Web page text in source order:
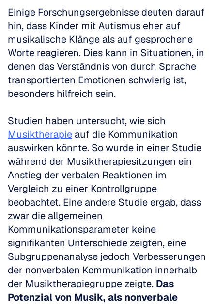
Einige Forschungsergebnisse deuten darauf
hin, dass Kinder mit Autismus eher auf
musikalische Klänge als auf gesprochene
Worte reagieren. Dies kann in Situationen, in
denen das Verständnis von durch Sprache
transportierten Emotionen schwierig ist,
besonders hilfreich sein.
Musiktherapie auf die Kommunikation
auswirken könnte. So wurde in einer Studie
während der Musiktherapiesitzungen ein
Anstieg der verbalen Reaktionen im
Vergleich zu einer Kontrollgruppe
beobachtet. Eine andere Studie ergab, dass
zwar die allgemeinen
Kommunikationsparameter keine
signifikanten Unterschiede zeigten, eine
Subgruppenanalyse jedoch Verbesserungen
der nonverbalen Kommunikation innerhalb
der Musiktherapiegruppe zeigte. Das
Potenzial von Musik, als nonverbale